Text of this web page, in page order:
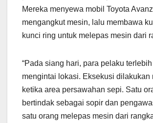
Mereka menyewa mobil Toyota
mengangkut mesin, lalu membawa
kunci ring untuk melepas mesin dari
“Pada siang hari, para pelaku
mengintai lokasi. Eksekusi dilakukan
ketika area persawahan sepi. Satu
bertindak sebagai sopir dan
satu orang melepas mesin dari